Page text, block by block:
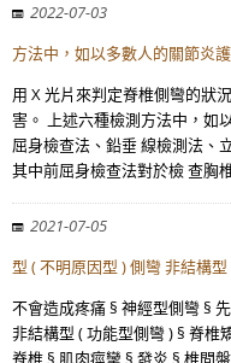
2022-07-03
方法中，如以多數人的關節炎
用 X 光片來判定脊椎側彎的狀
害。 上述六種檢測方法中，如
屈身檢查法、鉛垂 線檢測法、
其中前屈身檢查法對於檢 查胸
2021-07-05
型 ( 不明原因型 ) 側彎 非結構
不會造成疼痛 § 神經型側彎 §
非結構型 ( 功能型側彎 ) § 脊
脊椎 § 肌肉痙攣 § 發炎 § 椎間